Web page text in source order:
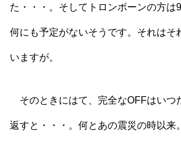
た・・・。そしてトロンボーンの方は
何にも予定がないそうです。それはそ
いますが。
そのときにはて、完全なOFFはいつ
返すと・・・。何とあの震災の時以来